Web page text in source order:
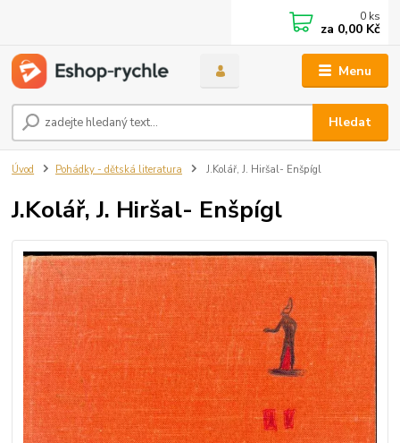
Menu
Hledat
0 ks
za 0,00 Kč
Úvod Pohádky - dětská literatura J.Kolář, J. Hiršal- Enšpígl
J.Kolář, J. Hiršal- Enšpígl